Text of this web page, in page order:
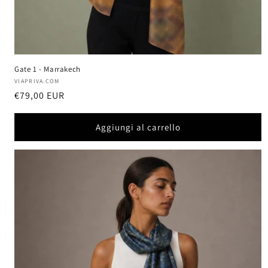
Gate 1 - Marrakech
Produttore:
VIAPRIVA.COM
Prezzo
di
€79,00 EUR
Aggiungi al carrello